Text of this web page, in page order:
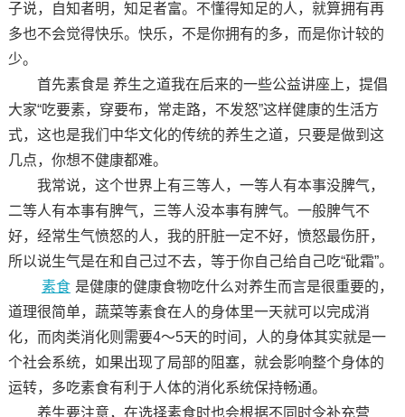
子说，自知者明，知足者富。不懂得知足的人，就算拥有再
多也不会觉得快乐。快乐，不是你拥有的多，而是你计较的
少。
首先素食是 养生之道我在后来的一些公益讲座上，提倡
大家“吃要素，穿要布，常走路，不发怒”这样健康的生活方
式，这也是我们中华文化的传统的养生之道，只要是做到这
几点，你想不健康都难。
我常说，这个世界上有三等人，一等人有本事没脾气，
二等人有本事有脾气，三等人没本事有脾气。一般脾气不
好，经常生气愤怒的人，我的肝脏一定不好，愤怒最伤肝，
所以说生气是在和自己过不去，等于你自己给自己吃“砒霜”。
素食 是健康的健康食物吃什么对养生而言是很重要的，
道理很简单，蔬菜等素食在人的身体里一天就可以完成消
化，而肉类消化则需要4～5天的时间，人的身体其实就是一
个社会系统，如果出现了局部的阻塞，就会影响整个身体的
运转，多吃素食有利于人体的消化系统保持畅通。
养生要注意，在选择素食时也会根据不同时令补充营